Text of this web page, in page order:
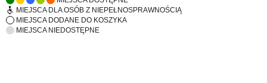
MIEJSCA DLA OSÓB Z NIEPEŁNOSPRAWNOŚCIĄ
MIEJSCA DODANE DO KOSZYKA
MIEJSCA NIEDOSTĘPNE